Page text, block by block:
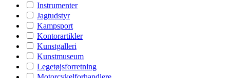
Instrumenter
Jagtudstyr
Kampsport
Kontorartikler
Kunstgalleri
Kunstmuseum
Legetøjsforretning